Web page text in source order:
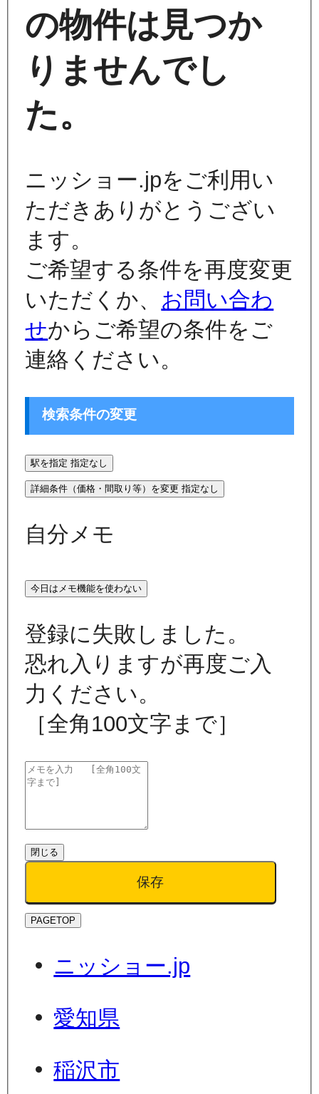
の物件は見つか
りませんでし
た。
ニッショー.jpをご利用い
ただきありがとうござい
ます。
ご希望する条件を再度変更
いただくか、 お問い合わ
せからご希望の条件をご
連絡ください。
検索条件の変更
駅を指定 指定なし
詳細条件（価格・間取り等）を変更 指定なし
自分メモ
今日はメモ機能を使わない
登録に失敗しました。
恐れ入りますが再度ご入
力ください。
［全角100文字まで］
閉じる
保存
PAGETOP
ニッショー.jp
愛知県
稲沢市